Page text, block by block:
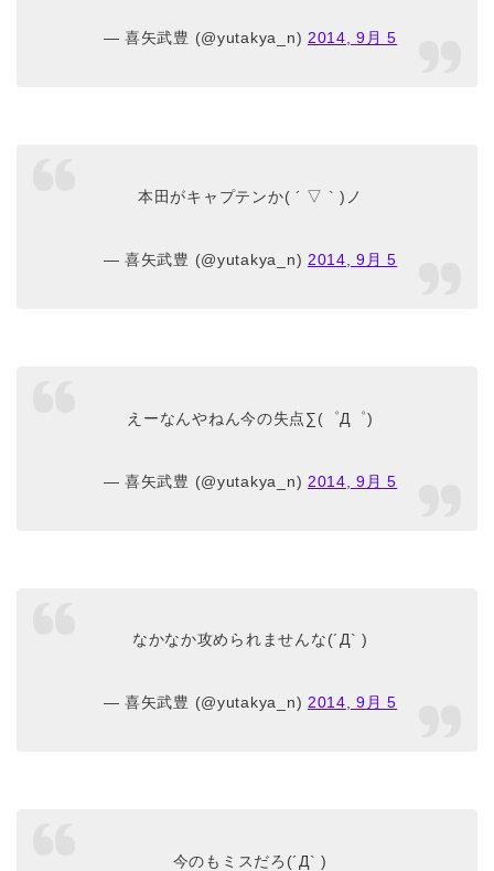
— 喜矢武豊 (@yutakya_n) 2014, 9月 5
本田がキャプテンか( ´ ▽ ` )ノ
— 喜矢武豊 (@yutakya_n) 2014, 9月 5
えーなんやねん今の失点∑(゜Д゜)
— 喜矢武豊 (@yutakya_n) 2014, 9月 5
なかなか攻められませんな(´Д` )
— 喜矢武豊 (@yutakya_n) 2014, 9月 5
今のもミスだろ(´Д` )